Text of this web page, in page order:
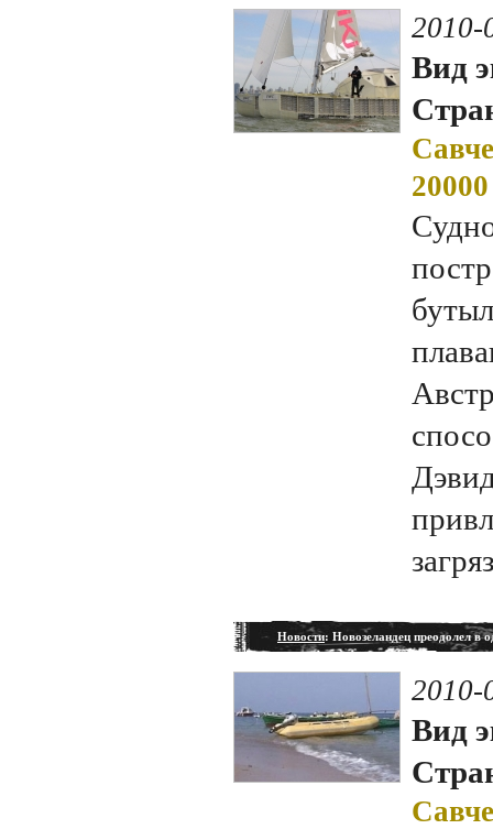
2010-
Вид
20000
Новости: Новозеландец преодолел в
2010-
Вид